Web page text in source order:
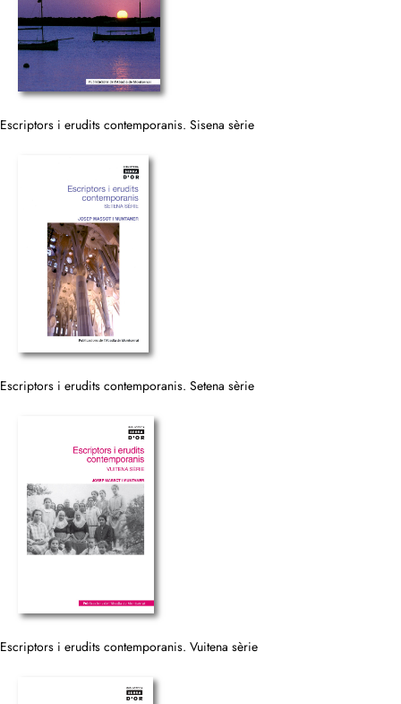
Escriptors i erudits contemporanis. Sisena sèrie
Escriptors i erudits contemporanis. Setena sèrie
Escriptors i erudits contemporanis. Vuitena sèrie